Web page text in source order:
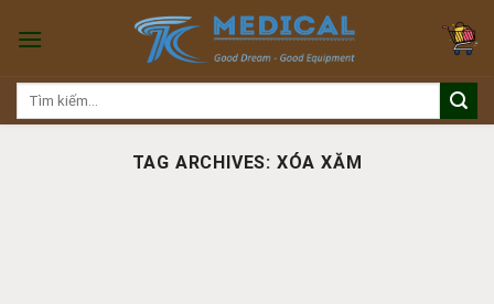
Tìm
TAG ARCHIVES: XÓA XĂM